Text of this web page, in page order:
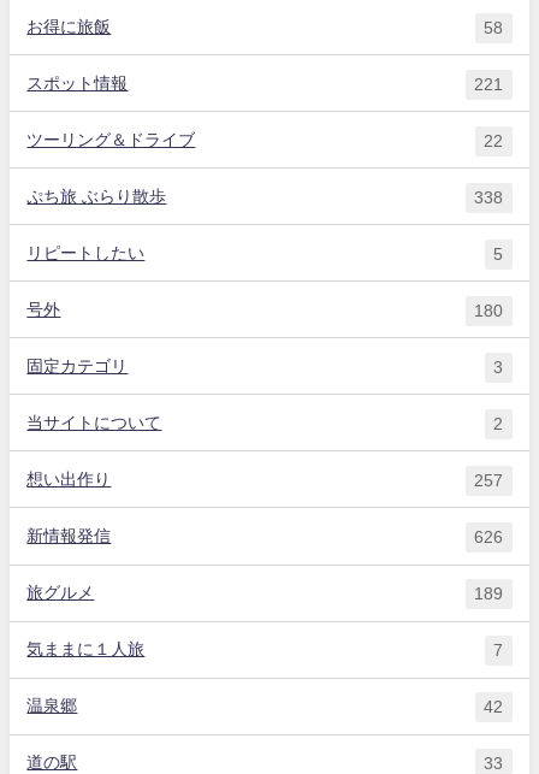
お得に旅飯 58
スポット情報 221
ツーリング＆ドライブ 22
ぷち旅 ぶらり散歩 338
リピートしたい 5
号外 180
固定カテゴリ 3
当サイトについて 2
想い出作り 257
新情報発信 626
旅グルメ 189
気ままに１人旅 7
温泉郷 42
道の駅 33